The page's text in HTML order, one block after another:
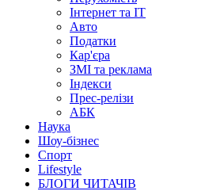
Інтернет та IT
Авто
Податки
Кар'єра
ЗМІ та реклама
Індекси
Прес-релізи
АБК
Наука
Шоу-бізнес
Спорт
Lifestyle
БЛОГИ ЧИТАЧІВ